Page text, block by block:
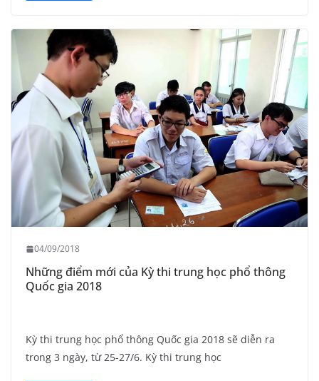
04/09/2018
Những điểm mới của Kỳ thi trung học phổ thông
Quốc gia 2018
Kỳ thi trung học phổ thông Quốc gia 2018 sẽ diễn ra
trong 3 ngày, từ 25-27/6. Kỳ thi trung học